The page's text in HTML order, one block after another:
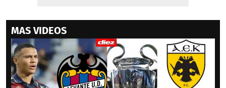
MAS VIDEOS